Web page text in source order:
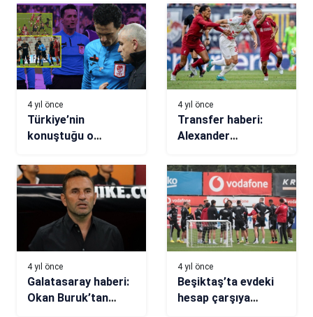
4 yıl önce
Türkiye’nin
konuştuğu o
Sivasspor-
Galatasaray
maçındaki konuşma
ortaya çıktı
4 yıl önce
Transfer haberi:
Alexander
kararı
4 yıl önce
Galatasaray haberi:
Okan Buruk’tan
4 yıl önce
Beşiktaş’ta evdeki
hesap çarşıya